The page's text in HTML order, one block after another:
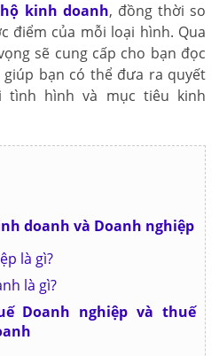
kinh doanh, đồng thời so
điểm của mỗi loại hình. Qua
sẽ cung cấp cho bạn đọc
bạn có thể đưa ra quyết
tình hình và mục tiêu kinh
doanh và Doanh nghiệp
là gì?
là gì?
Doanh nghiệp và thuế